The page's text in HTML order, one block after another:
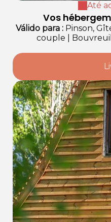
Até
Vos
Válido para:Pinson,
couple